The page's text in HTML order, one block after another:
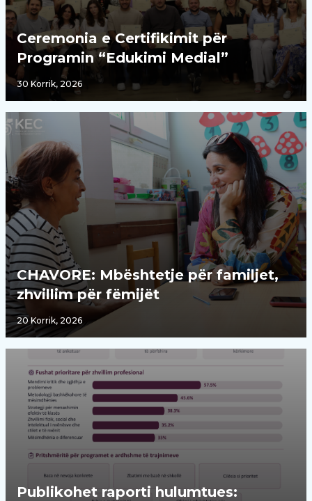
Ceremonia e Certifikimit për
Programin “Edukimi Medial”
30 Korrik, 2026
CHAVORE: Mbështetje për familjet,
zhvillim për fëmijët
20 Korrik, 2026
Publikohet raporti hulumtues: